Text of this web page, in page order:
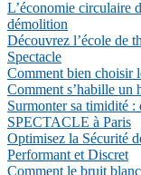
L’économie circulaire
démolition
Découvrez l’école de
Spectacle
Comment bien choisir
Comment s’habille un
Surmonter sa timidité
SPECTACLE à Paris
Optimisez la Sécurité
Performant et Discret
Comment le bruit